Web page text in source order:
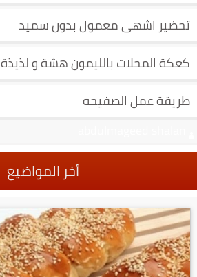
تحضير اشهى معمول بدون سميد
كعكة المحلات بالليمون هشة و لذيذة
طريقة عمل الصفيحه
أخر المواضيع